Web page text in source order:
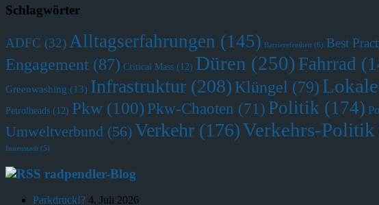
Schlagwörter
ADFC (32)Alltagserfahrungen (145) Barrierefreiheit (6) Best
Engagement (87) Critical Mass (12) Düren (250) Fahrrad
Greenwashing (13) Infrastruktur (208) Klüngel (79)
Petrolheads (12) Pkw (100) Pkw-Chaoten (71) Politik (174)
Umweltverbund (56)Verkehr (176)Verkehrs-Politik
Innenstadt (5)
radpendler-Blog
Parkdruck!? 4. Juli 2026